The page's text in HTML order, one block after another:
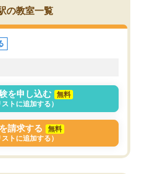
の方で決
単語帳の
される形
あり、あ
、塾に通
れも取り
良かった
くなってきたようなので
の教室一覧
を申し込む
無料
ストに追加する）
請求する
無料
ストに追加する）